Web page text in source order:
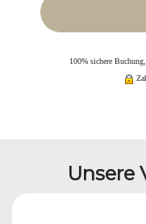
100% sichere
Unsere